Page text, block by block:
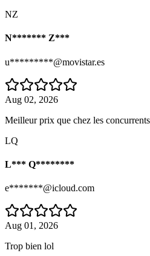
NZ
N******* Z***
u*********@movistar.es
Aug 02, 2026
Meilleur prix que chez les
LQ
L*** Q********
e*******@icloud.com
Aug 01, 2026
Trop bien lol